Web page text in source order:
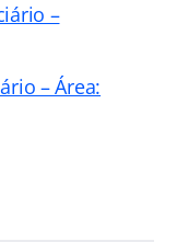
–
– Área: